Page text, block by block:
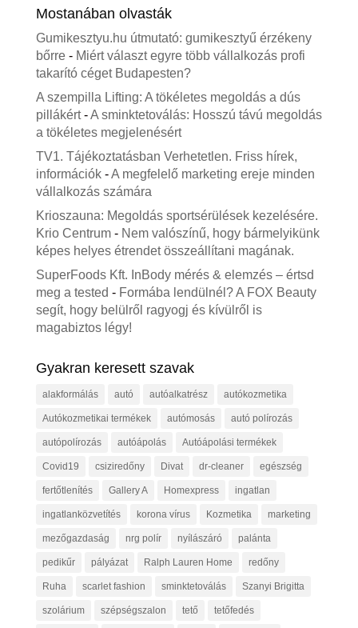
Mostanában olvasták
Gumikesztyu.hu útmutató: gumikesztyű érzékeny
bőrre- Miért választ egyre több vállalkozás profi
takarító céget Budapesten?
A szempilla Lifting: A tökéletes megoldás a dús
pillákért-A sminktetoválás: Hosszú távú megoldás
a tökéletes megjelenésért
TV1. Tájékoztatásban Verhetetlen. Friss hírek,
információk-A megfelelő marketing ereje minden
vállalkozás számára
Krioszauna: Megoldás sportsérülések kezelésére.
Krio Centrum- Nem valószínű, hogy bármelyikünk
képes helyes étrendet összeállítani magának.
SuperFoods Kft. InBody mérés & elemzés – értsd
meg a tested - Formába lendülnél? A FOX Beauty
segít, hogy belülről ragyogj és kívülről is
magabiztos légy!
Gyakran keresett szavak
alakformálás autó autóalkatrész autókozmetika
Autókozmetikai termékek autómosás autó polírozás
autópolírozás autóápolás Autóápolási termékek
Covid19 csiziredőny Divat dr-cleaner egészség
fertőtlenítés Gallery A Homexpress ingatlan
ingatlanközvetítés korona vírus Kozmetika marketing
mezőgazdaság nrg polír nyílászáró palánta
pedikűr pályázat Ralph Lauren Home redőny
Ruha scarlet fashion sminktetoválás Szanyi Brigitta
szolárium szépségszalon tető tetőfedés